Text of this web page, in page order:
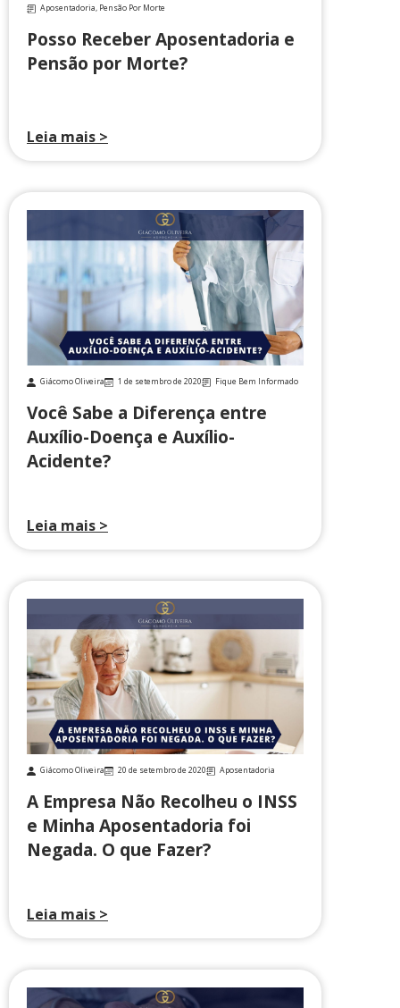
Aposentadoria, Pensão Por Morte
Posso Receber Aposentadoria e
Pensão por Morte?
Leia mais >
Giácomo Oliveira 1 de setembro de 2020 Fique Bem Informado
Você Sabe a Diferença entre
Auxílio-Doença e Auxílio-
Acidente?
Leia mais >
Giácomo Oliveira 20 de setembro de 2020 Aposentadoria
A Empresa Não Recolheu o INSS
e Minha Aposentadoria foi
Negada. O que Fazer?
Leia mais >